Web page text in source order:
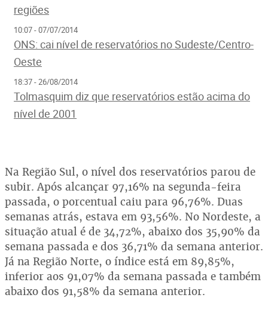
regiões
10:07 - 07/07/2014
ONS: cai nível de reservatórios no Sudeste/Centro-
Oeste
18:37 - 26/08/2014
Tolmasquim diz que reservatórios estão acima do
nível de 2001
Na Região Sul, o nível dos reservatórios parou de
subir. Após alcançar 97,16% na segunda-feira
passada, o porcentual caiu para 96,76%. Duas
semanas atrás, estava em 93,56%. No Nordeste, a
situação atual é de 34,72%, abaixo dos 35,90% da
semana passada e dos 36,71% da semana anterior.
Já na Região Norte, o índice está em 89,85%,
inferior aos 91,07% da semana passada e também
abaixo dos 91,58% da semana anterior.